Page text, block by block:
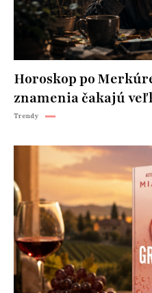
Horoskop po
znamenia čakajú
Trendy